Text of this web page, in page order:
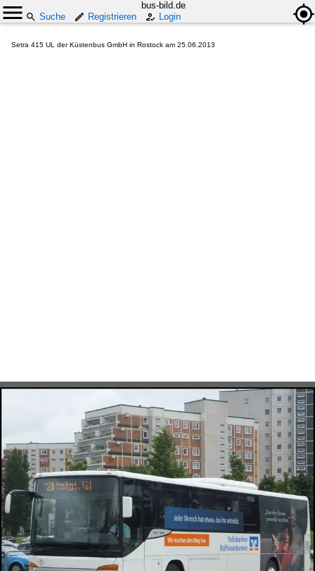
bus-bild.de
Suche
Registrieren Login
Setra 415 UL der Küstenbus GmbH in Rostock am 25.06.2013